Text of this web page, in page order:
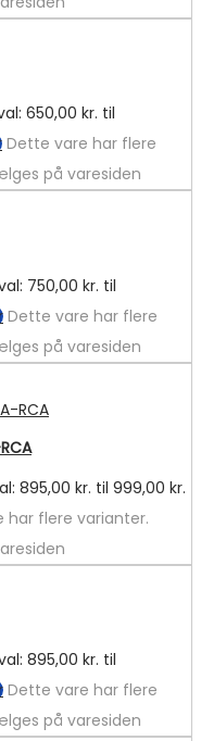
650,00 kr. til
Dette vare har flere
på varesiden
750,00 kr. til
Dette vare har flere
på varesiden
895,00 kr. til 999,00 kr.
har flere varianter.
895,00 kr. til
Dette vare har flere
på varesiden